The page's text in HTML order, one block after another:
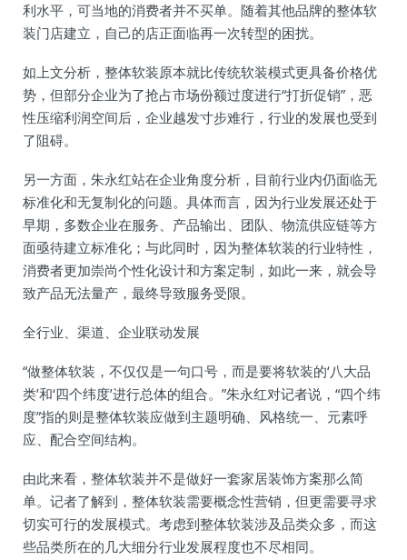
利水平，可当地的消费者并不买单。随着其他品牌的整体软
装门店建立，自己的店正面临再一次转型的困扰。
如上文分析，整体软装原本就比传统软装模式更具备价格优
势，但部分企业为了抢占市场份额过度进行“打折促销”，恶
性压缩利润空间后，企业越发寸步难行，行业的发展也受到
了阻碍。
另一方面，朱永红站在企业角度分析，目前行业内仍面临无
标准化和无复制化的问题。具体而言，因为行业发展还处于
早期，多数企业在服务、产品输出、团队、物流供应链等方
面亟待建立标准化；与此同时，因为整体软装的行业特性，
消费者更加崇尚个性化设计和方案定制，如此一来，就会导
致产品无法量产，最终导致服务受限。
全行业、渠道、企业联动发展
“做整体软装，不仅仅是一句口号，而是要将软装的‘八大品
类’和‘四个纬度’进行总体的组合。”朱永红对记者说，“四个纬
度”指的则是整体软装应做到主题明确、风格统一、元素呼
应、配合空间结构。
由此来看，整体软装并不是做好一套家居装饰方案那么简
单。记者了解到，整体软装需要概念性营销，但更需要寻求
切实可行的发展模式。考虑到整体软装涉及品类众多，而这
些品类所在的几大细分行业发展程度也不尽相同。